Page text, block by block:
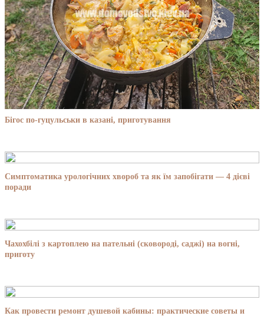
Бігос по-гуцульськи в казані, приготування
Симптоматика урологічних хвороб та як їм запобігати — 4 дієві
поради
Чахохбілі з картоплею на пательні (сковороді, саджі) на вогні,
приготу
Как провести ремонт душевой кабины: практические советы и